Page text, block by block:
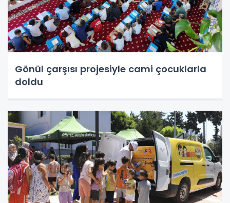
Gönül çarşısı projesiyle cami çocuklarla
doldu